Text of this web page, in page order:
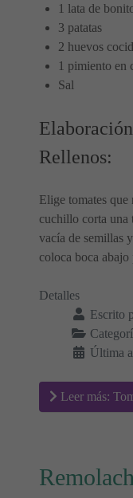
1 lata de
3 patatas
2 huevos
1 pimiento en
Sal
Rellenos:
Elige tomates que
cuchillo corta una
vacía de semillas
coloca boca abajo
Detalles
Escrito
Última
Leer más: